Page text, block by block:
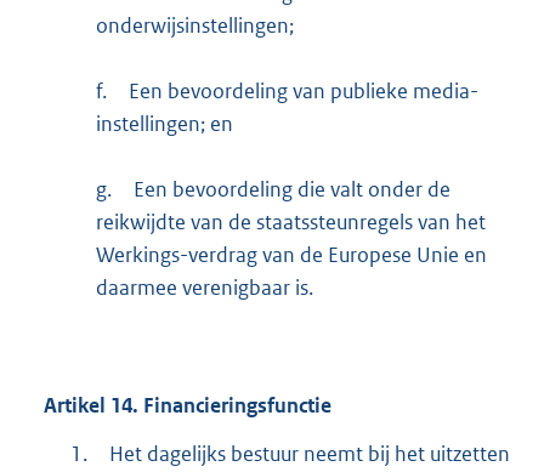
onderwijsinstellingen;
f.
Een bevoordeling van publieke media-
instellingen; en
g.
Een bevoordeling die valt onder de
reikwijdte van de staatssteunregels van het
Werkings-verdrag van de Europese Unie en
daarmee verenigbaar is.
Artikel 14. Financieringsfunctie
1.
Het dagelijks bestuur neemt bij het uitzetten